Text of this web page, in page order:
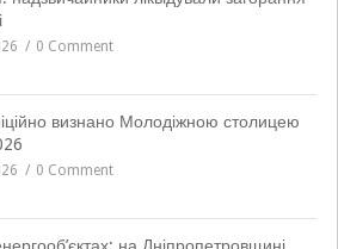
0 Comment
визнано Молодіжною столицею
0 Comment